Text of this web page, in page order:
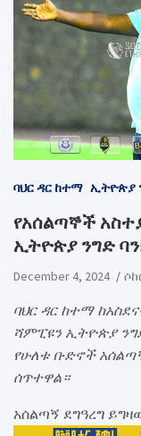
ባህር ዳር ከተማ ኢትዮጵያ
የአሰልጣኞች
ኢትዮጵያ ንግድ
December 4, 2024
ባህር ዳር ከተማ
ሻምፒዩን ኢትዮጵያ
የሁለቱ ቡድኖች
ሰጥተዋል።
አሰልጣኝ ደግዓረግ